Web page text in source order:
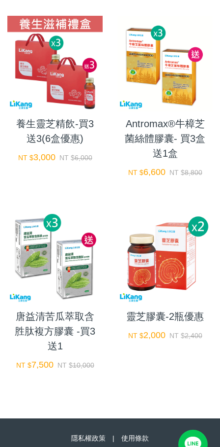
養生靈芝精飲-買3
送3(6盒優惠)
NT $3,000 NT $6,000
Antromax®牛樟芝
菌絲體膠囊- 買3盒
送1盒
NT $6,600 NT $8,800
唐益清苦瓜萃取含
胜肽複方膠囊 -買3
送1
NT $7,500 NT $10,000
靈芝膠囊-2瓶優惠
NT $2,000 NT $2,400
隱私權政策 | 使用條款